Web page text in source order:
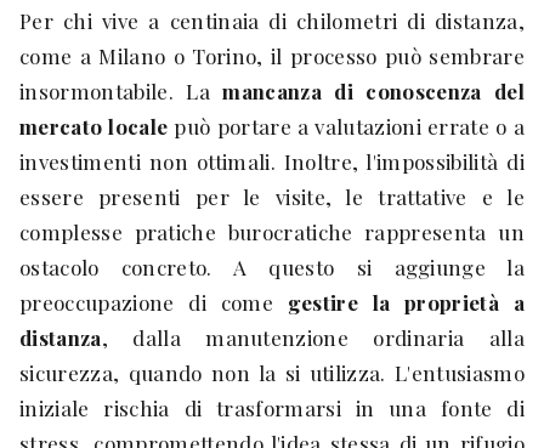
Per chi vive a centinaia di chilometri di distanza,
come a Milano o Torino, il processo può sembrare
insormontabile. Lamancanza di conoscenza del
mercato locale può portare a valutazioni errate o a
investimenti non ottimali. Inoltre, l'impossibilità di
essere presenti per le visite, le trattative e le
complesse pratiche burocratiche rappresenta un
ostacolo concreto. A questo si aggiunge la
preoccupazione di come gestire la proprietà a
distanza, dalla manutenzione ordinaria alla
sicurezza, quando non la si utilizza. L'entusiasmo
iniziale rischia di trasformarsi in una fonte di